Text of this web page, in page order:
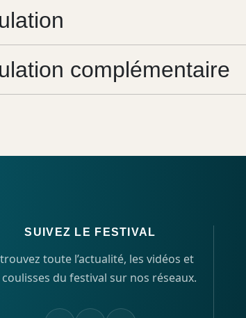
complémentaire
SUIVEZ LE FESTIVAL
toute l’actualité, les vidéos et
coulisses du festival sur nos réseaux.